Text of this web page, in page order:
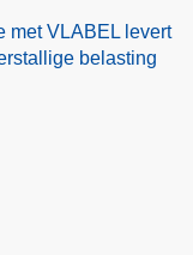
met VLABEL levert
belasting